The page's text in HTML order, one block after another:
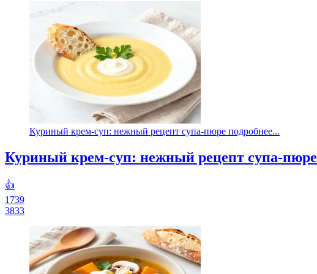
Куриный крем-суп: нежный рецепт супа-пюре подробнее...
Куриный крем-суп: нежный рецепт супа-пюре
👍
1739
3833